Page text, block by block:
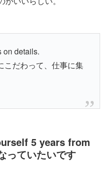
on details.
こだわって、仕事に集
5 years from
っていたいです